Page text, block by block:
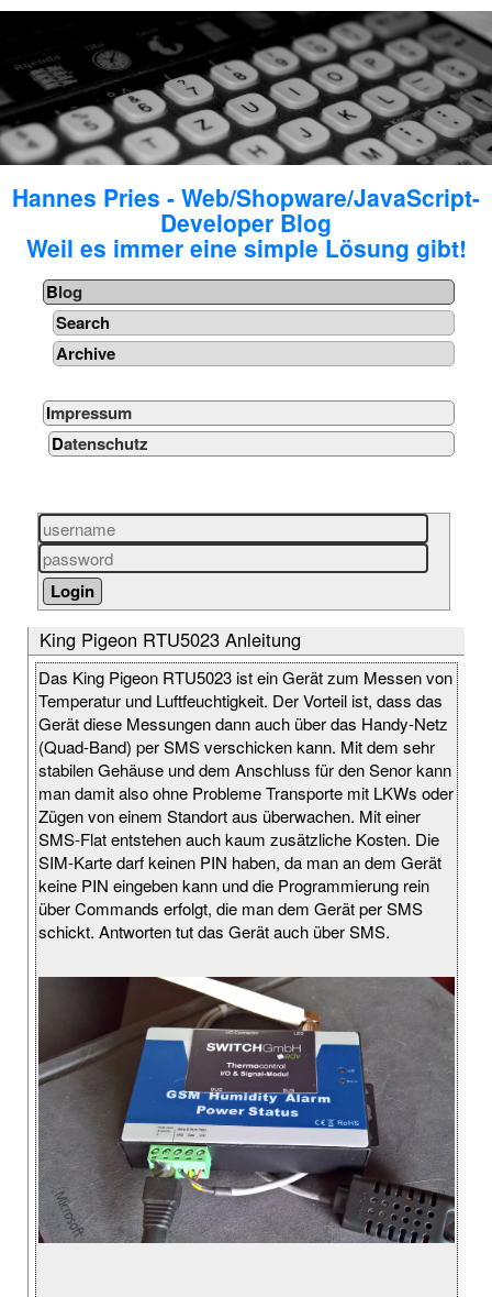
Hannes Pries - Web/Shopware/JavaScript-
Developer Blog
Weil es immer eine simple Lösung gibt!
Blog
Search
Archive
Impressum
Datenschutz
King Pigeon RTU5023 Anleitung
Das King Pigeon RTU5023 ist ein Gerät zum Messen von
Temperatur und Luftfeuchtigkeit. Der Vorteil ist, dass das
Gerät diese Messungen dann auch über das Handy-Netz
(Quad-Band) per SMS verschicken kann. Mit dem sehr
stabilen Gehäuse und dem Anschluss für den Senor kann
man damit also ohne Probleme Transporte mit LKWs oder
Zügen von einem Standort aus überwachen. Mit einer
SMS-Flat entstehen auch kaum zusätzliche Kosten. Die
SIM-Karte darf keinen PIN haben, da man an dem Gerät
keine PIN eingeben kann und die Programmierung rein
über Commands erfolgt, die man dem Gerät per SMS
schickt. Antworten tut das Gerät auch über SMS.